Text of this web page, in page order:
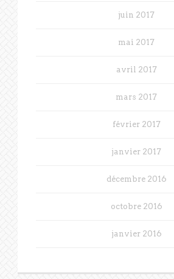
juin 2017
mai 2017
avril 2017
mars 2017
février 2017
janvier 2017
décembre 2016
octobre 2016
janvier 2016